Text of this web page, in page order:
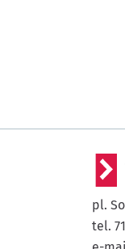
pl.
tel.